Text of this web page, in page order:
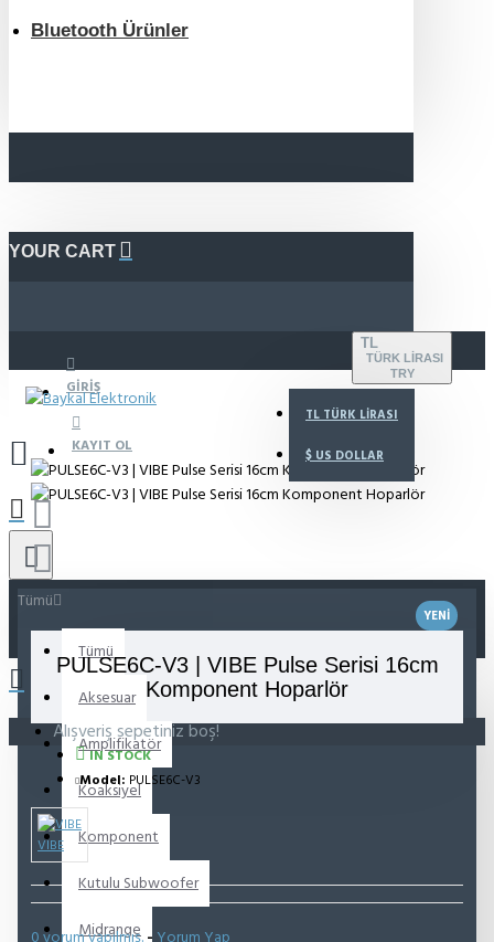
Bluetooth Ürünler
YOUR CART
GIRIŞ
KAYIT OL
TL
TÜRK LIRASI
TRY
TL TÜRK LIRASI
$ US DOLLAR
Tümü
Tümü
Aksesuar
Amplifikatör
Koaksiyel
Komponent
Kutulu Subwoofer
Midrange
Alışveriş sepetiniz boş!
YENI
PULSE6C-V3 | VIBE Pulse Serisi 16cm
Komponent Hoparlör
IN STOCK
Model: PULSE6C-V3
VIBE
0 yorum yapılmış. - Yorum Yap